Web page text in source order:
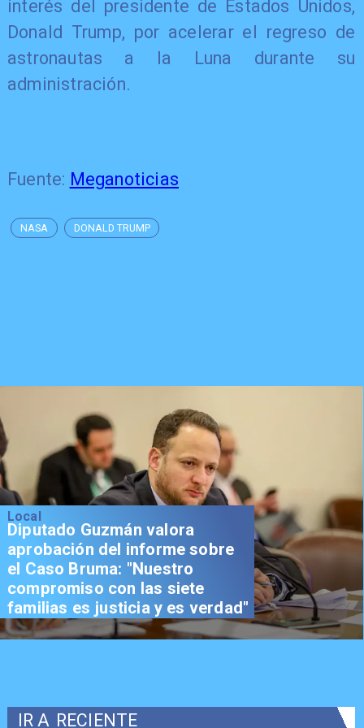
interés del presidente de Estados Unidos,
Donald Trump, por acelerar el regreso de
astronautas a la Luna durante su
administración.
Fuente: Meganoticias
NASA DONALD TRUMP
Local
Diputado Guzmán valora
aprobación del informe sobre
el Caso Bruma: "Nuestro
compromiso con las siete
familias es justicia y es verdad"
IR A RECIENTE